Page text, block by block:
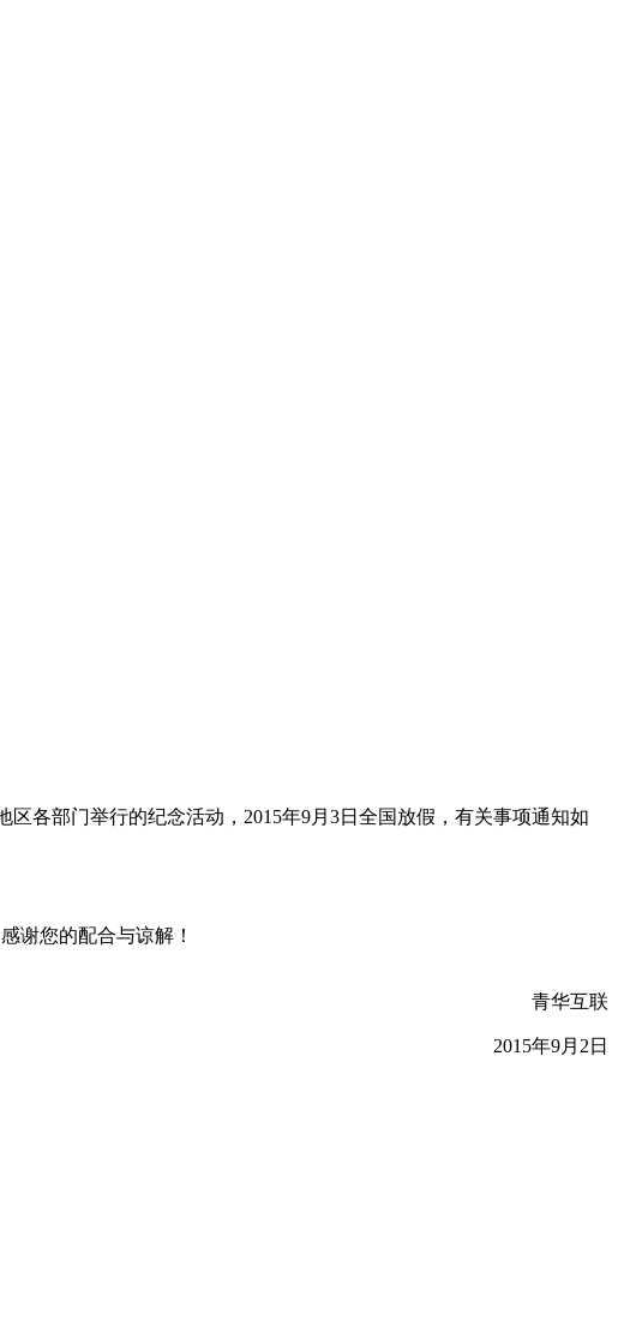
各部门举行的纪念活动，2015年9月3日全国放假，有关事项通知如
谢您的配合与谅解！
青华互联
2015年9月2日